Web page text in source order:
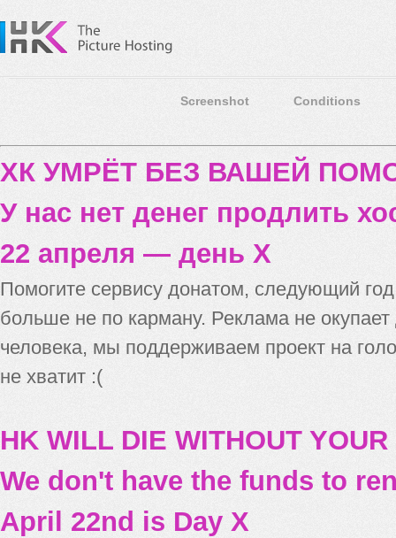
Screenshot Conditions
ХК УМРЁТ БЕЗ ВАШЕЙ
У нас нет денег продлить
22 апреля — день X
Помогите сервису донатом, следующий
больше не по карману. Реклама не
человека, мы поддерживаем проект на
не хватит :(
HK WILL DIE WITHOUT
We don't have the funds to
April 22nd is Day X